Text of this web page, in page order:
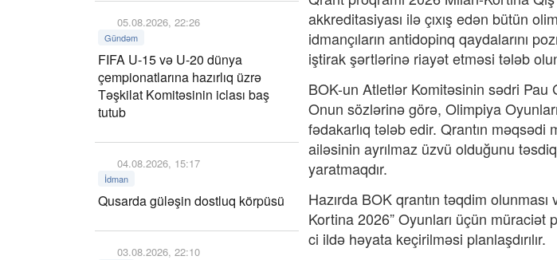
05.08.2026, 22:26
Gündəm
FIFA U-15 və U-20 dünya
çempionatlarına hazırlıq üzrə
Təşkilat Komitəsinin iclası baş
tutub
04.08.2026, 15:17
İdman
Qusarda güləşin dostluq körpüsü
03.08.2026, 22:10
akkreditasiyası ilə çıxış edən bütün
idmançıların antidopinq qaydalarını
iştirak şərtlərinə riayət etməsi tələb
BOK-un Atletlər Komitəsinin sədri
Onun sözlərinə görə, Olimpiya
fədakarlıq tələb edir. Qrantın
ailəsinin ayrılmaz üzvü olduğunu
yaratmaqdır.
Hazırda BOK qrantın təqdim olunması
Kortina 2026” Oyunları üçün
ci ildə həyata keçirilməsi planlaşdırılır.